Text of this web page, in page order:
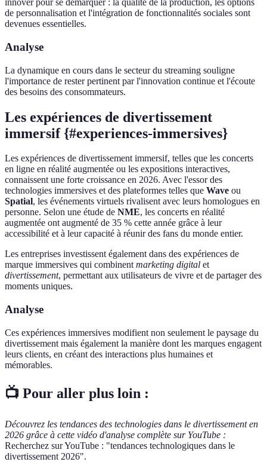
innover pour se démarquer : la qualité de la production, les options
de personnalisation et l'intégration de fonctionnalités sociales sont
devenues essentielles.
Analyse
La dynamique en cours dans le secteur du streaming souligne
l'importance de rester pertinent par l'innovation continue et l'écoute
des besoins des consommateurs.
Les expériences de divertissement
immersif {#experiences-immersives}
Les expériences de divertissement immersif, telles que les concerts
en ligne en réalité augmentée ou les expositions interactives,
connaissent une forte croissance en 2026. Avec l'essor des
technologies immersives et des plateformes telles que Wave ou
Spatial, les événements virtuels rivalisent avec leurs homologues en
personne. Selon une étude de NME, les concerts en réalité
augmentée ont augmenté de 35 % cette année grâce à leur
accessibilité et à leur capacité à réunir des fans du monde entier.
Les entreprises investissent également dans des expériences de
marque immersives qui combinentmarketing digital et
divertissement, permettant aux utilisateurs de vivre et de partager des
moments uniques.
Analyse
Ces expériences immersives modifient non seulement le paysage du
divertissement mais également la manière dont les marques engagent
leurs clients, en créant des interactions plus humaines et
mémorables.
📺 Pour aller plus loin :
Découvrez les tendances des technologies dans le divertissement en
2026 grâce à cette vidéo d'analyse complète sur YouTube :
Recherchez sur YouTube : "tendances technologiques dans le
divertissement 2026".